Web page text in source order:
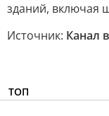
зданий, включая
Источник: Канал
ТОП